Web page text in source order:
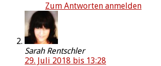
Zum Antworten anmelden
Sarah Rentschler
29. Juli 2018 bis 13:28